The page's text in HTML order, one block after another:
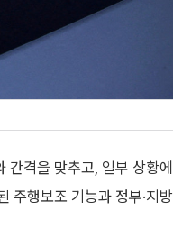
격을 맞추고, 일부 상황에
주행보조 기능과 정부·지방